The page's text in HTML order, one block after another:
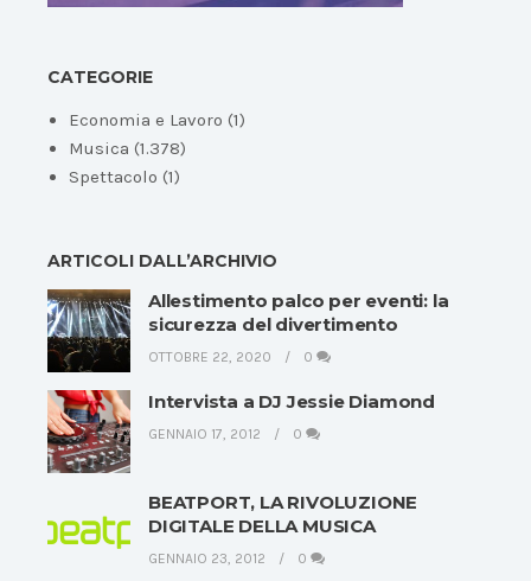
CATEGORIE
Economia e Lavoro (1)
Musica (1.378)
Spettacolo (1)
ARTICOLI DALL’ARCHIVIO
Allestimento palco per eventi: la
sicurezza del divertimento
OTTOBRE 22, 2020 0
Intervista a DJ Jessie Diamond
GENNAIO 17, 2012 0
BEATPORT, LA RIVOLUZIONE
DIGITALE DELLA MUSICA
GENNAIO 23, 2012 0